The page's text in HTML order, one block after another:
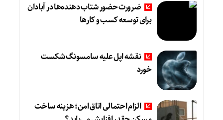
ضرورت حضور شتاب ‌دهنده‌ها در آبادان
برای توسعه کسب‌ و کارها
نقشه اپل علیه سامسونگ شکست
خورد
الزام احتمالی اتاق امن؛ هزینه ساخت